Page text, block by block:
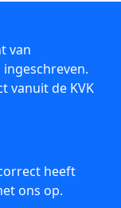
van
vanuit de KVK
heeft
ons op.